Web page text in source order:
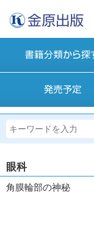
眼科
角膜輪部の神秘